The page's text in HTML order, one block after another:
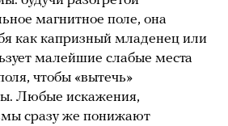
магнитное поле, она
как капризный младенец или
малейшие слабые места
чтобы «вытечь»
Любые искажения,
сразу же понижают